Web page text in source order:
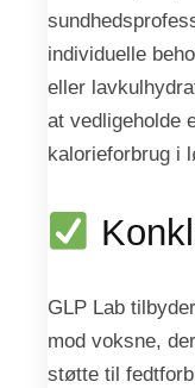
individuelle
eller
at vedligeholde
kalorieforbrug i
GLP Lab
mod voksne,
støtte til